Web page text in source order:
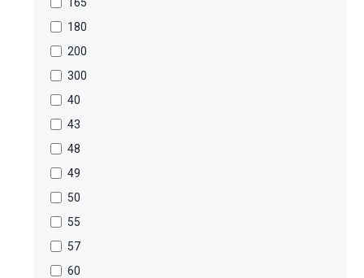
180
200
300
40
43
48
49
50
55
57
60